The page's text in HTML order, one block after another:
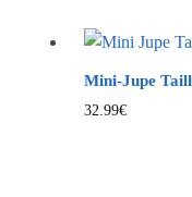
Mini-Jupe
32.99€